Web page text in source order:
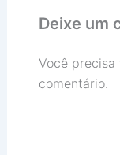
Deixe um
Você precisa
comentário.